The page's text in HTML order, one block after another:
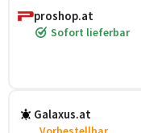
proshop.at
Sofort lieferbar
Galaxus.at